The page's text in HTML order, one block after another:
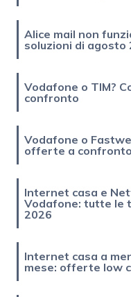
Alice mail non
soluzioni di agosto
Vodafone o TIM?
confronto
Vodafone o
offerte a
Internet casa e
Vodafone: tutte le
2026
Internet casa a
mese: offerte low